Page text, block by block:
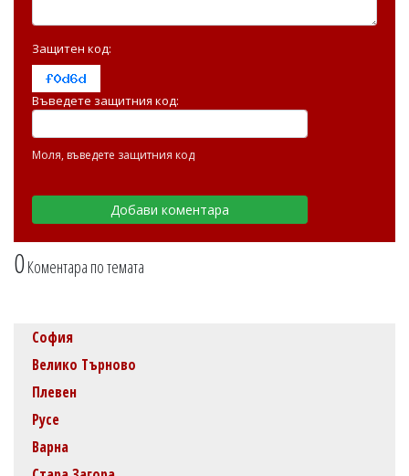
0Коментара по темата
Защитен код:
Въведете защитния код:
Моля, въведете защитния код
София
Велико Търново
Плевен
Русе
Варна